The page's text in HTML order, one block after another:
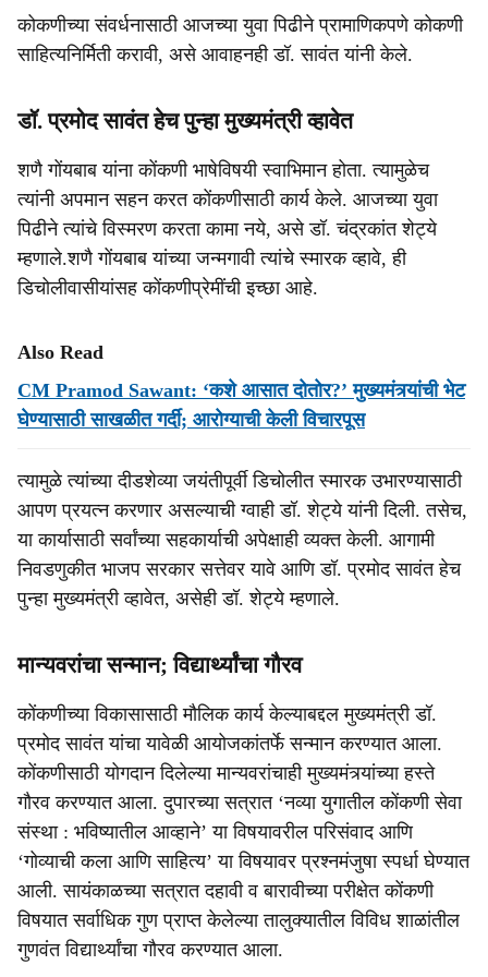
कोकणीच्या संवर्धनासाठी आजच्या युवा पिढीने प्रामाणिकपणे कोकणी
साहित्यनिर्मिती करावी, असे आवाहनही डॉ. सावंत यांनी केले.
डॉ. प्रमोद सावंत हेच पुन्हा मुख्यमंत्री व्हावेत
शणै गोंयबाब यांना कोंकणी भाषेविषयी स्वाभिमान होता. त्यामुळेच
त्यांनी अपमान सहन करत कोंकणीसाठी कार्य केले. आजच्या युवा
पिढीने त्यांचे विस्मरण करता कामा नये, असे डॉ. चंद्रकांत शेट्ये
म्हणाले.शणै गोंयबाब यांच्या जन्मगावी त्यांचे स्मारक व्हावे, ही
डिचोलीवासीयांसह कोंकणीप्रेमींची इच्छा आहे.
Also Read
CM Pramod Sawant: ‘कशे आसात दोतोर?’ मुख्यमंत्र्यांची भेट
घेण्यासाठी साखळीत गर्दी; आरोग्याची केली विचारपूस
त्यामुळे त्यांच्या दीडशेव्या जयंतीपूर्वी डिचोलीत स्मारक उभारण्यासाठी
आपण प्रयत्न करणार असल्याची ग्वाही डॉ. शेट्ये यांनी दिली. तसेच,
या कार्यासाठी सर्वांच्या सहकार्याची अपेक्षाही व्यक्त केली. आगामी
निवडणुकीत भाजप सरकार सत्तेवर यावे आणि डॉ. प्रमोद सावंत हेच
पुन्हा मुख्यमंत्री व्हावेत, असेही डॉ. शेट्ये म्हणाले.
मान्यवरांचा सन्मान; विद्यार्थ्यांचा गौरव
कोंकणीच्या विकासासाठी मौलिक कार्य केल्याबद्दल मुख्यमंत्री डॉ.
प्रमोद सावंत यांचा यावेळी आयोजकांतर्फे सन्मान करण्यात आला.
कोंकणीसाठी योगदान दिलेल्या मान्यवरांचाही मुख्यमंत्र्यांच्या हस्ते
गौरव करण्यात आला. दुपारच्या सत्रात ‘नव्या युगातील कोंकणी सेवा
संस्था : भविष्यातील आव्हाने’ या विषयावरील परिसंवाद आणि
‘गोव्याची कला आणि साहित्य’ या विषयावर प्रश्नमंजुषा स्पर्धा घेण्यात
आली. सायंकाळच्या सत्रात दहावी व बारावीच्या परीक्षेत कोंकणी
विषयात सर्वाधिक गुण प्राप्त केलेल्या तालुक्यातील विविध शाळांतील
गुणवंत विद्यार्थ्यांचा गौरव करण्यात आला.